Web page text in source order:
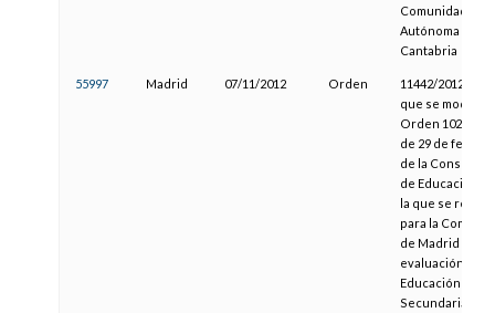
Comunidad
Autónoma de
Cantabria
55997 Madrid 07/11/2012 Orden
11442/2012, por
que se modifica
Orden 1029/
de 29 de
de la Consejería
de Educación,
la que se
para la
de Madrid la
evaluación en la
Educación
Secundaria